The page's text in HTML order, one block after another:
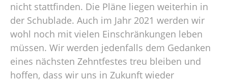
nicht stattfinden. Die Pläne liegen weiterhin in
der Schublade. Auch im Jahr 2021 werden wir
wohl noch mit vielen Einschränkungen leben
müssen. Wir werden jedenfalls dem Gedanken
eines nächsten Zehntfestes treu bleiben und
hoffen, dass wir uns in Zukunft wieder